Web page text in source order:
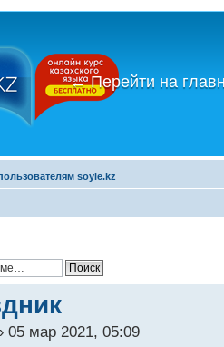
←Перейти на
soyle.kz
05 мар 2021, 05:09